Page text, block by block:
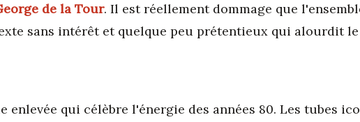
de la Tour. Il est réellement dommage que
sans intérêt et quelque peu prétentieux qui alourdit
enlevée qui célèbre l'énergie des années 80. Les tubes